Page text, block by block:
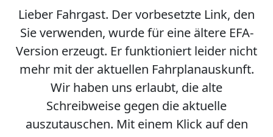
Lieber Fahrgast. Der vorbesetzte Link, den
Sie verwenden, wurde für eine ältere EFA-
Version erzeugt. Er funktioniert leider nicht
mehr mit der aktuellen Fahrplanauskunft.
Wir haben uns erlaubt, die alte
Schreibweise gegen die aktuelle
auszutauschen. Mit einem Klick auf den